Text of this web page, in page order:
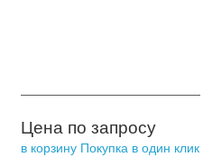
Цена по запросу
в корзину Покупка в один клик